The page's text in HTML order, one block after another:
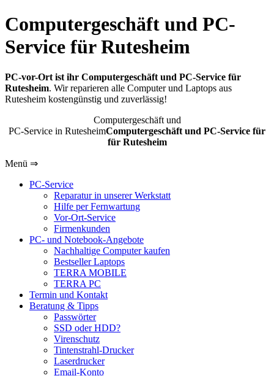
Computergeschäft und PC-
Service für Rutesheim
PC-vor-Ort ist ihr Computergeschäft und PC-Service für
Rutesheim. Wir reparieren alle Computer und Laptops aus
Rutesheim kostengünstig und zuverlässig!
Computergeschäft und
PC-Service in RutesheimComputergeschäft und PC-Service für
für Rutesheim
Menü ⇒
PC-Service
Reparatur in unserer Werkstatt
Hilfe per Fernwartung
Vor-Ort-Service
Firmenkunden
PC- und Notebook-Angebote
Nachhaltige Computer kaufen
Bestseller Laptops
TERRA MOBILE
TERRA PC
Termin und Kontakt
Beratung & Tipps
Passwörter
SSD oder HDD?
Virenschutz
Tintenstrahl-Drucker
Laserdrucker
Email-Konto